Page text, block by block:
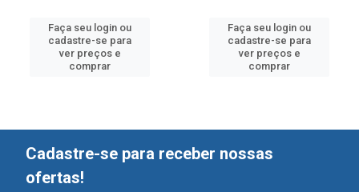
Faça seu login ou
cadastre-se para
ver preços e
comprar
Faça seu login ou
cadastre-se para
ver preços e
comprar
Cadastre-se para receber nossas
ofertas!